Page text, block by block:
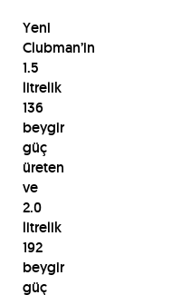
Yeni
Clubman’in
1.5
litrelik
136
beygir
güç
üreten
ve
2.0
litrelik
192
beygir
güç